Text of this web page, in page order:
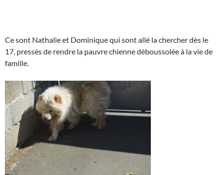
Ce sont Nathalie et Dominique qui sont allé la chercher dès le
17, pressés de rendre la pauvre chienne déboussolée à la vie de
famille.